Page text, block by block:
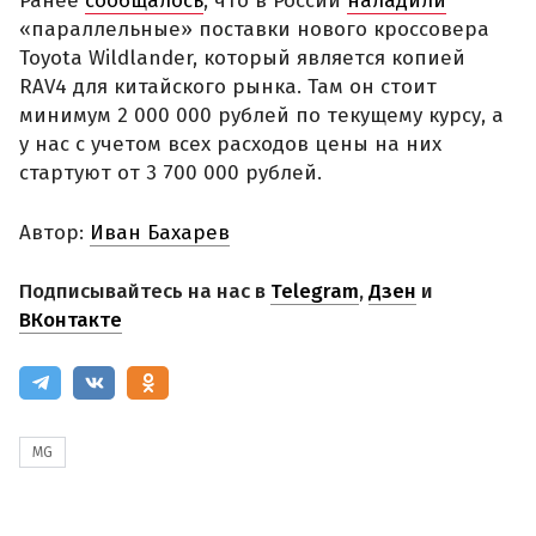
«параллельные» поставки нового кроссовера
Toyota Wildlander, который является копией
RAV4 для китайского рынка. Там он стоит
минимум 2 000 000 рублей по текущему курсу, а
у нас с учетом всех расходов цены на них
стартуют от 3 700 000 рублей.
Автор: Иван Бахарев
Подписывайтесь на нас в Telegram,Дзен и
ВКонтакте
MG